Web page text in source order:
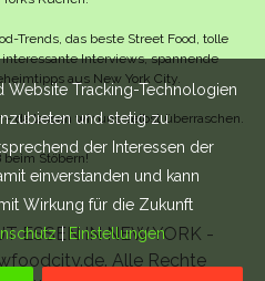
Trends, das beste Street Food, tolle
Interviews, spannende
aus New York City.
da lassen wir uns selbst überraschen.
beim Stöbern!
ESSEN IN NEW YORK -
Alle Rechte
Website Tracking-Technologien
und stetig zu
der Interessen der
einverstanden und kann
Wirkung für die Zukunft
| Einstellungen